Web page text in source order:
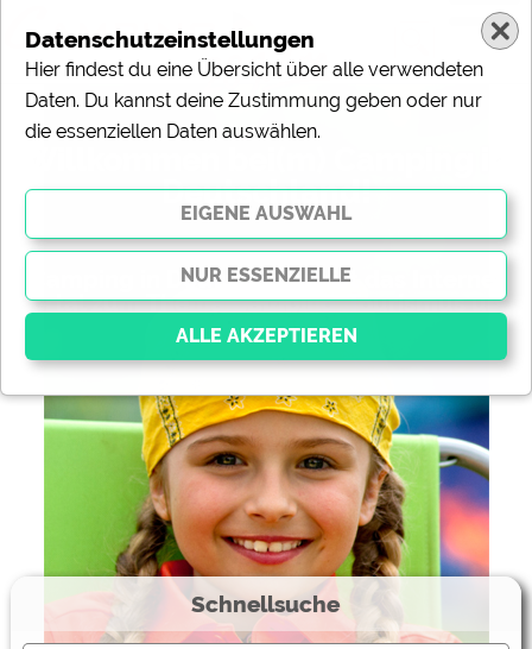
Deutschland!
„Camping in Deutschland“ ist das Internet-
Portal zum Thema Camping, Tourismus und
Freizeit.
Schnellsuche
Datenschutzeinstellungen
Hier findest du eine Übersicht über alle verwendeten
Daten. Du kannst deine Zustimmung geben oder nur
die essenziellen Daten auswählen.
Essenziell
Essenzielle Cookies ermöglichen grundlegende
Funktionen und sind für die einwandfreie Funktion der
Website dringend erforderlich. Ohne diese Cookies
werden Teile der Websitenicht funktionieren.
Campingplätzen)
https://policies.google.com/privacy